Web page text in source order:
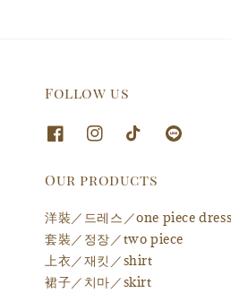
Follow us
Our products
洋裝／드레스／one piece dress
套裝／정장／two piece
上衣／재킷／shirt
裙子／치마／skirt